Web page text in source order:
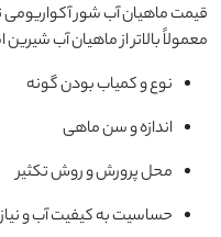
قیمت ماهیان آب شور آکواریومی
معمولاً بالاتر از ماهیان آب
نوع و کمیاب بودن گونه
اندازه و سن ماهی
محل پرورش و روش تکثیر
حساسیت به کیفیت آب و